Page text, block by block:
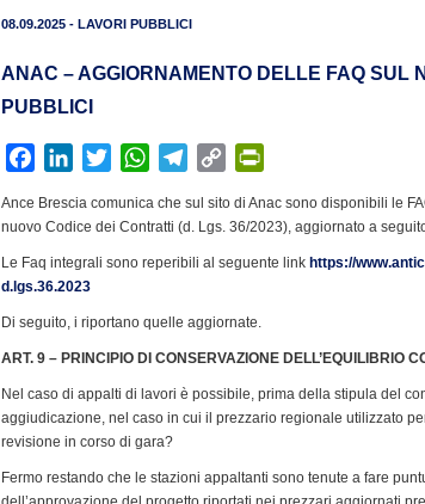
08.09.2025 - LAVORI PUBBLICI
ANAC – AGGIORNAMENTO DELLE FAQ SUL
PUBBLICI
c
b
o
k
n
e
I
n
i
t
r
W
a
s
p
p
l
g
a
m
C
p
L
n
k
i
t
i
e
n
l
Ance Brescia comunica che sul sito di Anac sono disponibili le
nuovo Codice dei Contratti (d. Lgs. 36/2023), aggiornato a
Le Faq integrali sono reperibili al seguente link https://
d.lgs.36.2023
Di seguito, i riportano quelle aggiornate.
ART. 9 – PRINCIPIO DI CONSERVAZIONE DELL’EQUILIBRIO
Nel caso di appalti di lavori è possibile, prima della stipula del
aggiudicazione, nel caso in cui il prezzario regionale utilizzato
revisione in corso di gara?
Fermo restando che le stazioni appaltanti sono tenute a fare